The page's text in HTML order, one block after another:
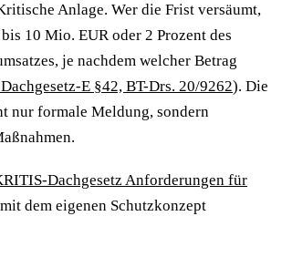
Anlage. Wer die Frist versäumt,
10 Mio. EUR oder 2 Prozent des
je nachdem welcher Betrag
E §42, BT-Drs. 20/9262). Die
nur formale Meldung, sondern
Dachgesetz Anforderungen für
mit dem eigenen Schutzkonzept